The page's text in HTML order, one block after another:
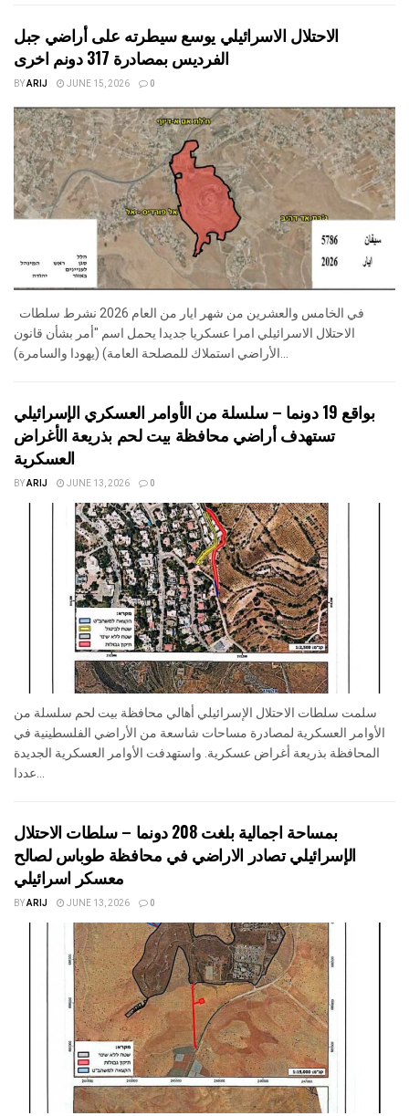
الاحتلال الاسرائيلي يوسع سيطرته على أراضي جبل
الفرديس بمصادرة 317 دونم اخرى
BYARIJ JUNE 15, 2026 0
الاحتلال الاسرائيلي امرا عسكريا جديدا يحمل اسم "أمر بشأن قانون
الأراضي استملاك للمصلحة العامة) (يهودا والسامرة)...
بواقع 19 دونما – سلسلة من الأوامر العسكري الإسرائيلي
تستهدف أراضي محافظة بيت لحم بذريعة الأغراض
العسكرية
BYARIJ JUNE 13, 2026 0
سلمت سلطات الاحتلال الإسرائيلي أهالي محافظة بيت لحم سلسلة من
الأوامر العسكرية لمصادرة مساحات شاسعة من الأراضي الفلسطينية في
المحافظة بذريعة أغراض عسكرية. واستهدفت الأوامر العسكرية الجديدة
عددا...
بمساحة اجمالية بلغت 208 دونما – سلطات الاحتلال
الإسرائيلي تصادر الاراضي في محافظة طوباس لصالح
معسكر اسرائيلي
BYARIJ JUNE 13, 2026 0